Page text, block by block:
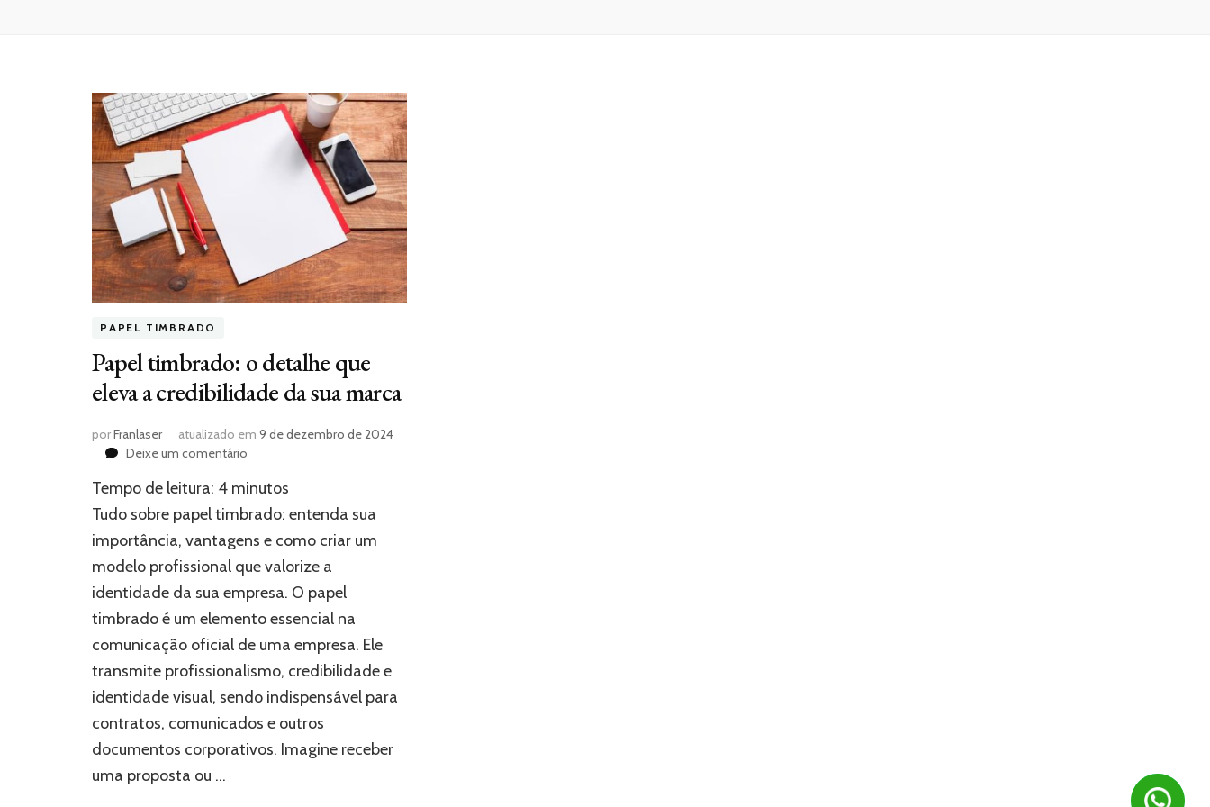
PAPEL TIMBRADO
Papel timbrado: o detalhe que
eleva a credibilidade da sua marca
porFranlaser atualizado em 9 de dezembro de 2024
Deixe um comentário
timbrado:
o
que
eleva
credibilidade
da
sua
Tempo de leitura: 4 minutos
Tudo sobre papel timbrado: entenda sua
importância, vantagens e como criar um
modelo profissional que valorize a
identidade da sua empresa. O papel
timbrado é um elemento essencial na
comunicação oficial de uma empresa. Ele
transmite profissionalismo, credibilidade e
identidade visual, sendo indispensável para
contratos, comunicados e outros
documentos corporativos. Imagine receber
uma proposta ou …